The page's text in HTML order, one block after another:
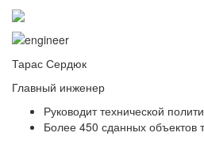
Тарас Сердюк
Главный инженер
Руководит технической
Более 450 сданных объектов